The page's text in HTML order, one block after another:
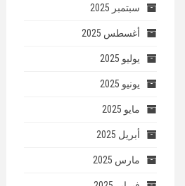
سبتمبر 2025
أغسطس 2025
يوليو 2025
يونيو 2025
مايو 2025
أبريل 2025
مارس 2025